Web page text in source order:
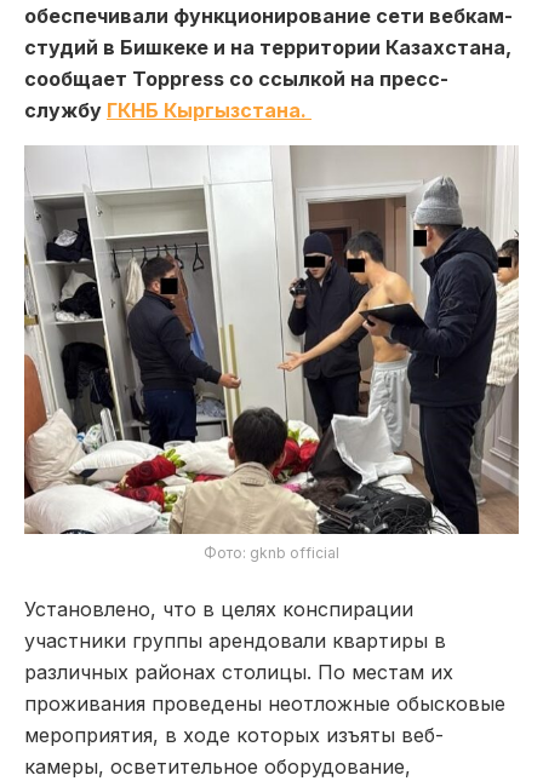
обеспечивали функционирование сети вебкам-
студий в Бишкеке и на территории Казахстана,
сообщает Toppress со ссылкой на пресс-
службу ГКНБ Кыргызстана.
Фото: gknb official
Установлено, что в целях конспирации
участники группы арендовали квартиры в
различных районах столицы. По местам их
проживания проведены неотложные обысковые
мероприятия, в ходе которых изъяты веб-
камеры, осветительное оборудование,